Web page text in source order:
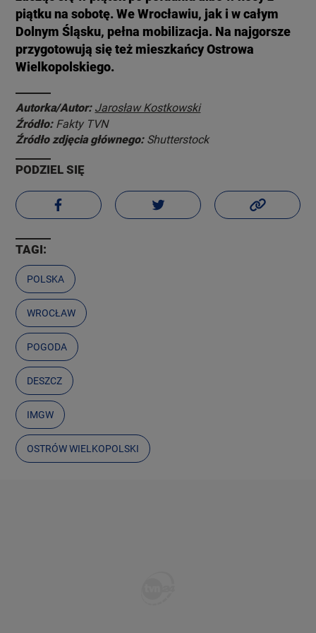
piątku na sobotę. We Wrocławiu, jak i w całym
Dolnym Śląsku, pełna mobilizacja. Na najgorsze
przygotowują się też mieszkańcy Ostrowa
Wielkopolskiego.
Autorka/Autor: Jarosław Kostkowski
Źródło: Fakty TVN
Źródło zdjęcia głównego: Shutterstock
PODZIEL SIĘ
TAGI:
POLSKA
WROCŁAW
POGODA
DESZCZ
IMGW
OSTRÓW WIELKOPOLSKI